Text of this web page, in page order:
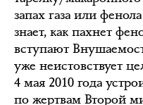
запах газа или
знает, как пахнет
вступают
уже неистовствует
4 мая 2010 года
по жертвам Второй